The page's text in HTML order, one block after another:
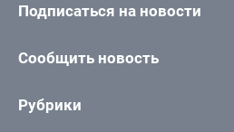
Подписаться на новости
Сообщить новость
Рубрики